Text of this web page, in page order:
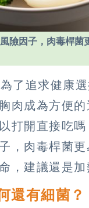
險因子，肉毒桿菌
了追求健康
肉成為方便的
打開直接吃嗎
，肉毒桿菌
，建議還是加
還有細菌？